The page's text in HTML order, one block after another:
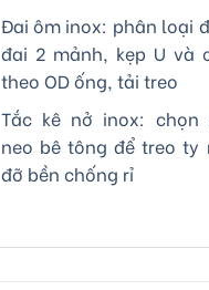
Đai ôm inox: phân loại
đai 2 mảnh, kẹp U và
theo OD ống, tải treo
Tắc kê nở inox: chọn
neo bê tông để treo ty
đỡ bền chống rỉ